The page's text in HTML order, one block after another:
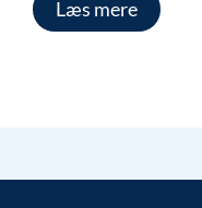
Læs mere